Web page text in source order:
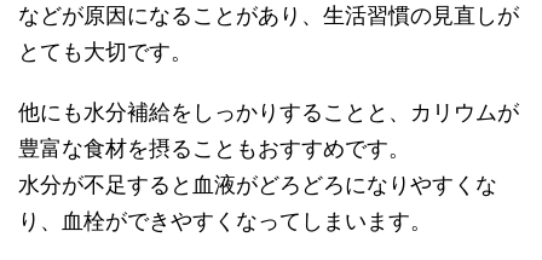
などが原因になることがあり、生活習慣の見直しが
とても大切です。
他にも水分補給をしっかりすることと、カリウムが
豊富な食材を摂ることもおすすめです。
水分が不足すると血液がどろどろになりやすくな
り、血栓ができやすくなってしまいます。